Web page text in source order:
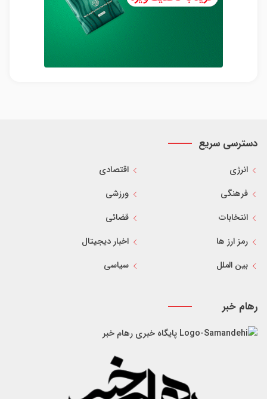
دسترسی سریع
انرژی
اقتصادی
فرهنگی
ورزشی
انتخابات
قضائی
رمز ارز ها
اخبار دیجیتال
بین الملل
سیاسی
رهام خبر
پایگاه خبری رهام خبر